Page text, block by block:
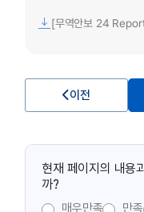
이전
현재 페이지의 내용
까?
매우만족 만족